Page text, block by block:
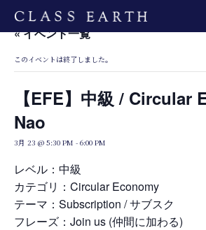
Home
Nature Positive
Uniform Project
« イベント一覧
このイベントは終了しました。
【EFE】中級 / Circular
Nao
3月 23 @ 5:30 PM - 6:00 PM
レベル：中級
カテゴリ：Circular Economy
テーマ：Subscription / サブスク
フレーズ：Join us (仲間に加わる)